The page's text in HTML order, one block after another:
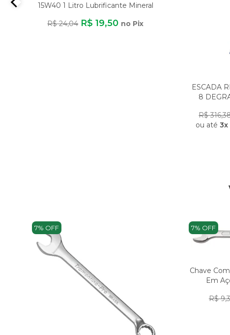
15W40 1 Litro Lubrificante Mineral
R$ 24,04 R$ 19,50 no Pix
ESCADA
8
R$
ou até 3x
7% OFF 7% OFF
Chave
Em
R$